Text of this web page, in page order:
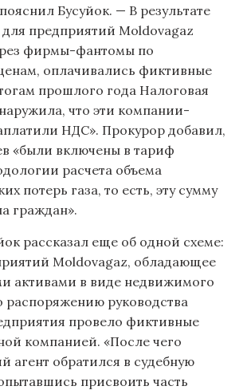
Бусуйок. — В результате
для предприятий Moldovagaz
фирмы-фантомы по
оплачивались фиктивные
прошлого года Налоговая
что эти компании-
НДС». Прокурор добавил,
«были включены в тариф
расчета объема
потерь газа, то есть, эту сумму
граждан».
рассказал еще об одной схеме:
Moldovagaz, обладающее
активами в виде недвижимого
распоряжению руководства
провело фиктивные
компанией. «После чего
агент обратился в судебную
присвоить часть